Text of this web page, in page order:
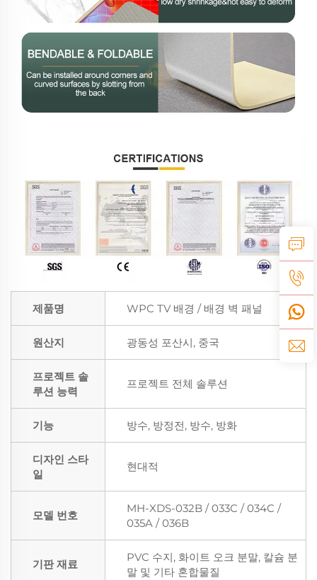
제품명 WPC TV 배경 / 배경 벽 패널
원산지 광동성 포산시, 중국
프로젝트 솔
루션 능력
프로젝트 전체 솔루션
기능 방수, 방정전, 방수, 방화
디자인 스타
일
현대적
모델 번호
MH-XDS-032B / 033C / 034C /
035A / 036B
기판 재료
PVC 수지, 화이트 오크 분말, 칼슘 분
말 및 기타 혼합물질